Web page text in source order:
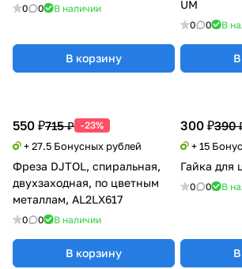
UM
0 0 В
550 ₽715 ₽ -23%
+ 27.5 Бонусных рублей
Фреза DJTOL, спиральная,
двухзаходная, по цветным
металлам, AL2LX617
0 0 В наличии
В корзину
300 ₽390
+ 15
Гайка для
0 0 В
0 0 В наличии
В корзину